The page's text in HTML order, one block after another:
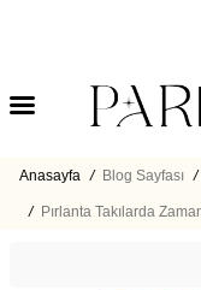
Anasayfa / Blog Sayfası /
/ Pırlanta Takılarda